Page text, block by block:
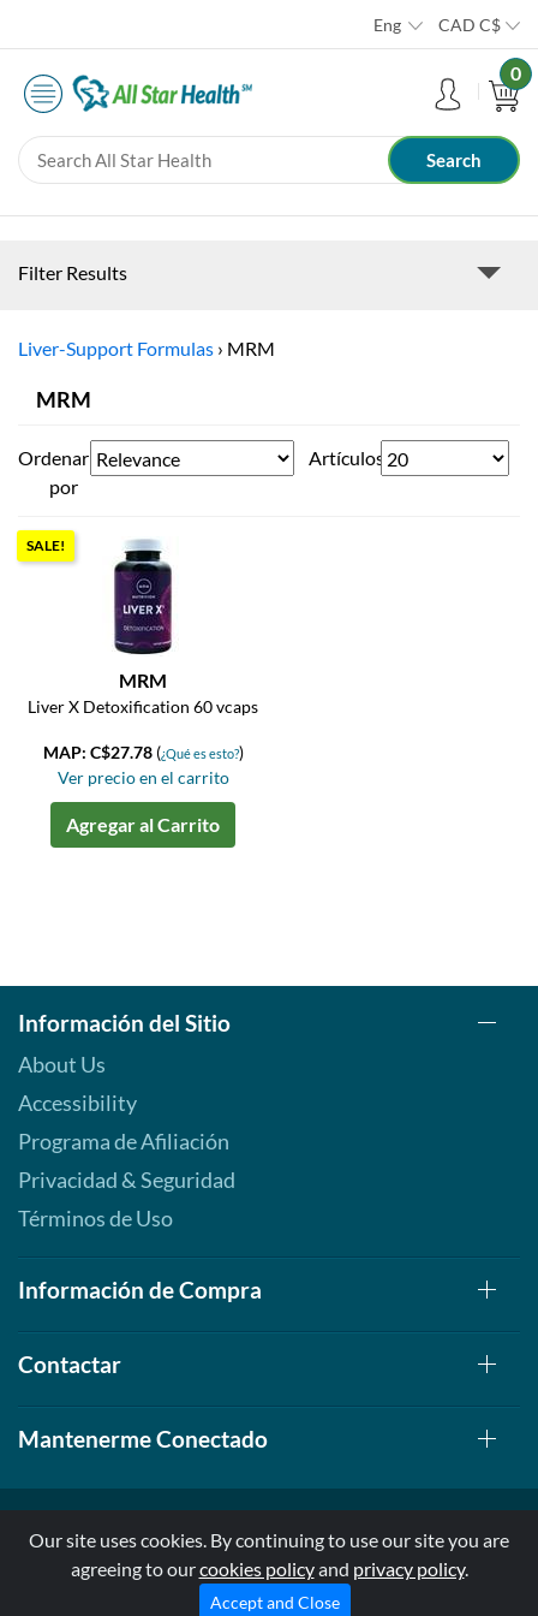
Eng CAD C$
0
Filter Results
Liver-Support Formulas › MRM
MRM
Ordenar
por
Artículos
SALE!
MRM
Liver X Detoxification 60 vcaps
MAP: C$27.78 (¿Qué es esto?)
Ver precio en el carrito
Agregar al Carrito
Información del Sitio
About Us
Accessibility
Programa de Afiliación
Privacidad & Seguridad
Términos de Uso
Información de Compra
Contactar
Mantenerme Conectado
© 1999-2026, AllStarHealth.com | All Rights Reserved
* Estas declaraciones no han sido evaluadas por la FDA
Our site uses cookies. By continuing to use our site you are
agreeing to ourcookies policyand privacy policy.
Accept and Close